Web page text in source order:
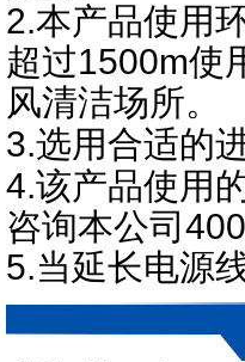
2.本产品使用
超过1500m使
风清洁场所。
3.选用合适的
4.该产品使用
咨询本公司
5.当延长电源